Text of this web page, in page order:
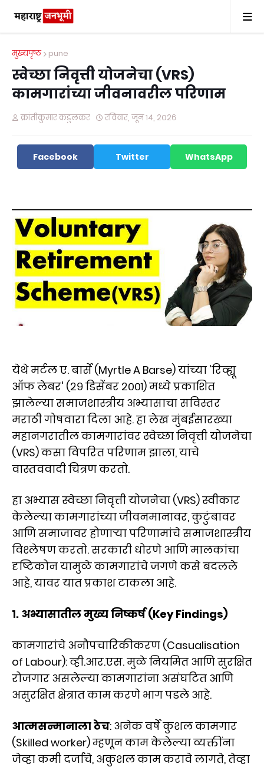
मुख्यपृष्ठ pune
स्वेच्छा निवृत्ती योजनेचा (VRS)
कामगारांच्या जीवनावरील परिणाम
क्रांतीकुमार कडुलकर रविवार, जून १४, २०२६
Facebook Twitter WhatsApp
येथे मर्टल ए. बार्से (Myrtle A Barse) यांच्या 'रिव्ह्यू
ऑफ लेबर' (२९ डिसेंबर २००१) मध्ये प्रकाशित
झालेल्या समाजशास्त्रीय अभ्यासाचा सविस्तर
मराठी गोषवारा दिला आहे. हा लेख मुंबईसारख्या
महानगरातील कामगारांवर स्वेच्छा निवृत्ती योजनेचा
(VRS) कसा विपरित परिणाम झाला, याचे
वास्तववादी चित्रण करतो.
हा अभ्यास स्वेच्छा निवृत्ती योजनेचा (VRS) स्वीकार
केलेल्या कामगारांच्या जीवनमानावर, कुटुंबावर
आणि समाजावर होणाऱ्या परिणामांचे समाजशास्त्रीय
विश्लेषण करतो. सरकारी धोरणे आणि मालकांचा
दृष्टिकोन यामुळे कामगारांचे जगणे कसे बदलले
आहे, यावर यात प्रकाश टाकला आहे.
१. अभ्यासातील मुख्य निष्कर्ष (Key Findings)
कामगारांचे अनौपचारिकीकरण (Casualisation
of Labour): व्ही.आर.एस. मुळे नियमित आणि सुरक्षित
रोजगार असलेल्या कामगारांना असंघटित आणि
असुरक्षित क्षेत्रात काम करणे भाग पडले आहे.
आत्मसन्मानाला ठेच: अनेक वर्षे कुशल कामगार
(Skilled worker) म्हणून काम केलेल्या व्यक्तींना
जेव्हा कमी दर्जाचे, अकुशल काम करावे लागते, तेव्हा